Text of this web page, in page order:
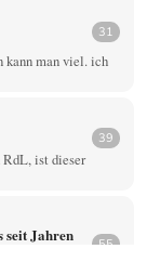
31
kann man viel. ich
39
RdL, ist dieser
seit Jahren
55